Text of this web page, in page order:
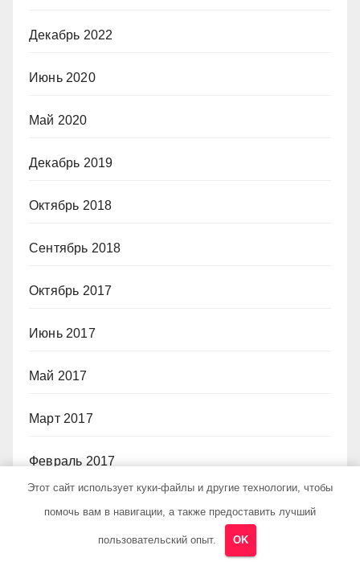
Декабрь 2022
Июнь 2020
Май 2020
Декабрь 2019
Октябрь 2018
Сентябрь 2018
Октябрь 2017
Июнь 2017
Май 2017
Март 2017
Февраль 2017
Этот сайт использует куки-файлы и другие технологии, чтобы
помочь вам в навигации, а также предоставить лучший
пользовательский опыт. OK